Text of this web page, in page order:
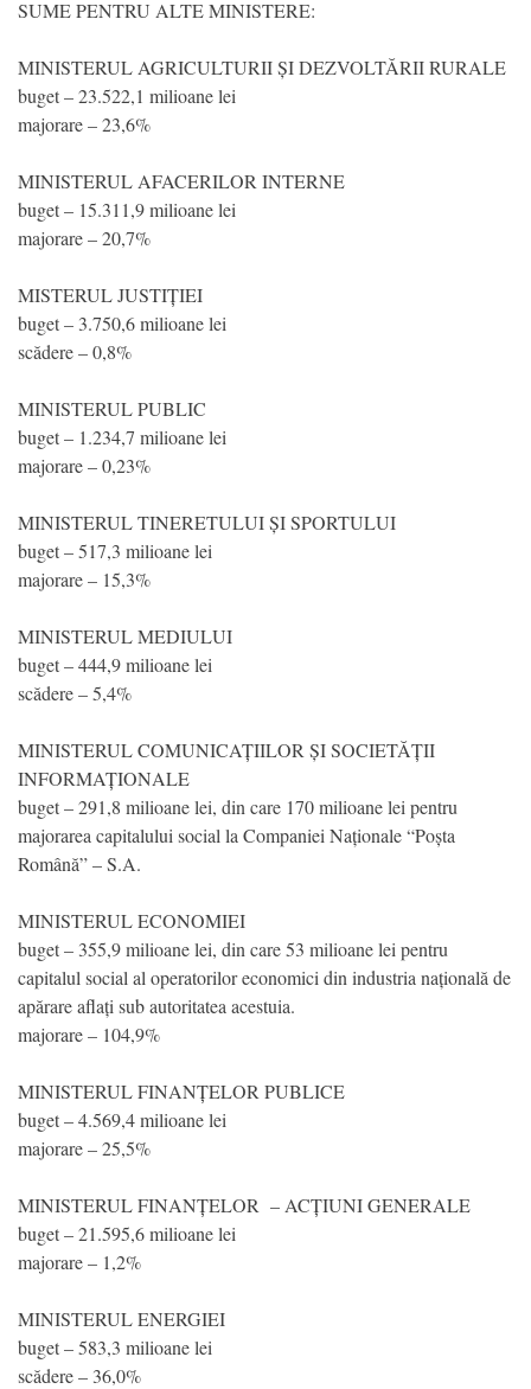
SUME PENTRU ALTE MINISTERE:
MINISTERUL AGRICULTURII ȘI DEZVOLTĂRII RURALE
buget – 23.522,1 milioane lei
majorare – 23,6%
MINISTERUL AFACERILOR INTERNE
buget – 15.311,9 milioane lei
majorare – 20,7%
MISTERUL JUSTIȚIEI
buget – 3.750,6 milioane lei
scădere – 0,8%
MINISTERUL PUBLIC
buget – 1.234,7 milioane lei
majorare – 0,23%
MINISTERUL TINERETULUI ȘI SPORTULUI
buget – 517,3 milioane lei
majorare – 15,3%
MINISTERUL MEDIULUI
buget – 444,9 milioane lei
scădere – 5,4%
MINISTERUL COMUNICAȚIILOR ȘI SOCIETĂȚII
INFORMAȚIONALE
buget – 291,8 milioane lei, din care 170 milioane lei pentru
majorarea capitalului social la Companiei Naționale “Poșta
Română” – S.A.
MINISTERUL ECONOMIEI
buget – 355,9 milioane lei, din care 53 milioane lei pentru
capitalul social al operatorilor economici din industria națională de
apărare aflați sub autoritatea acestuia.
majorare – 104,9%
MINISTERUL FINANȚELOR PUBLICE
buget – 4.569,4 milioane lei
majorare – 25,5%
MINISTERUL FINANȚELOR – ACȚIUNI GENERALE
buget – 21.595,6 milioane lei
majorare – 1,2%
MINISTERUL ENERGIEI
buget – 583,3 milioane lei
scădere – 36,0%